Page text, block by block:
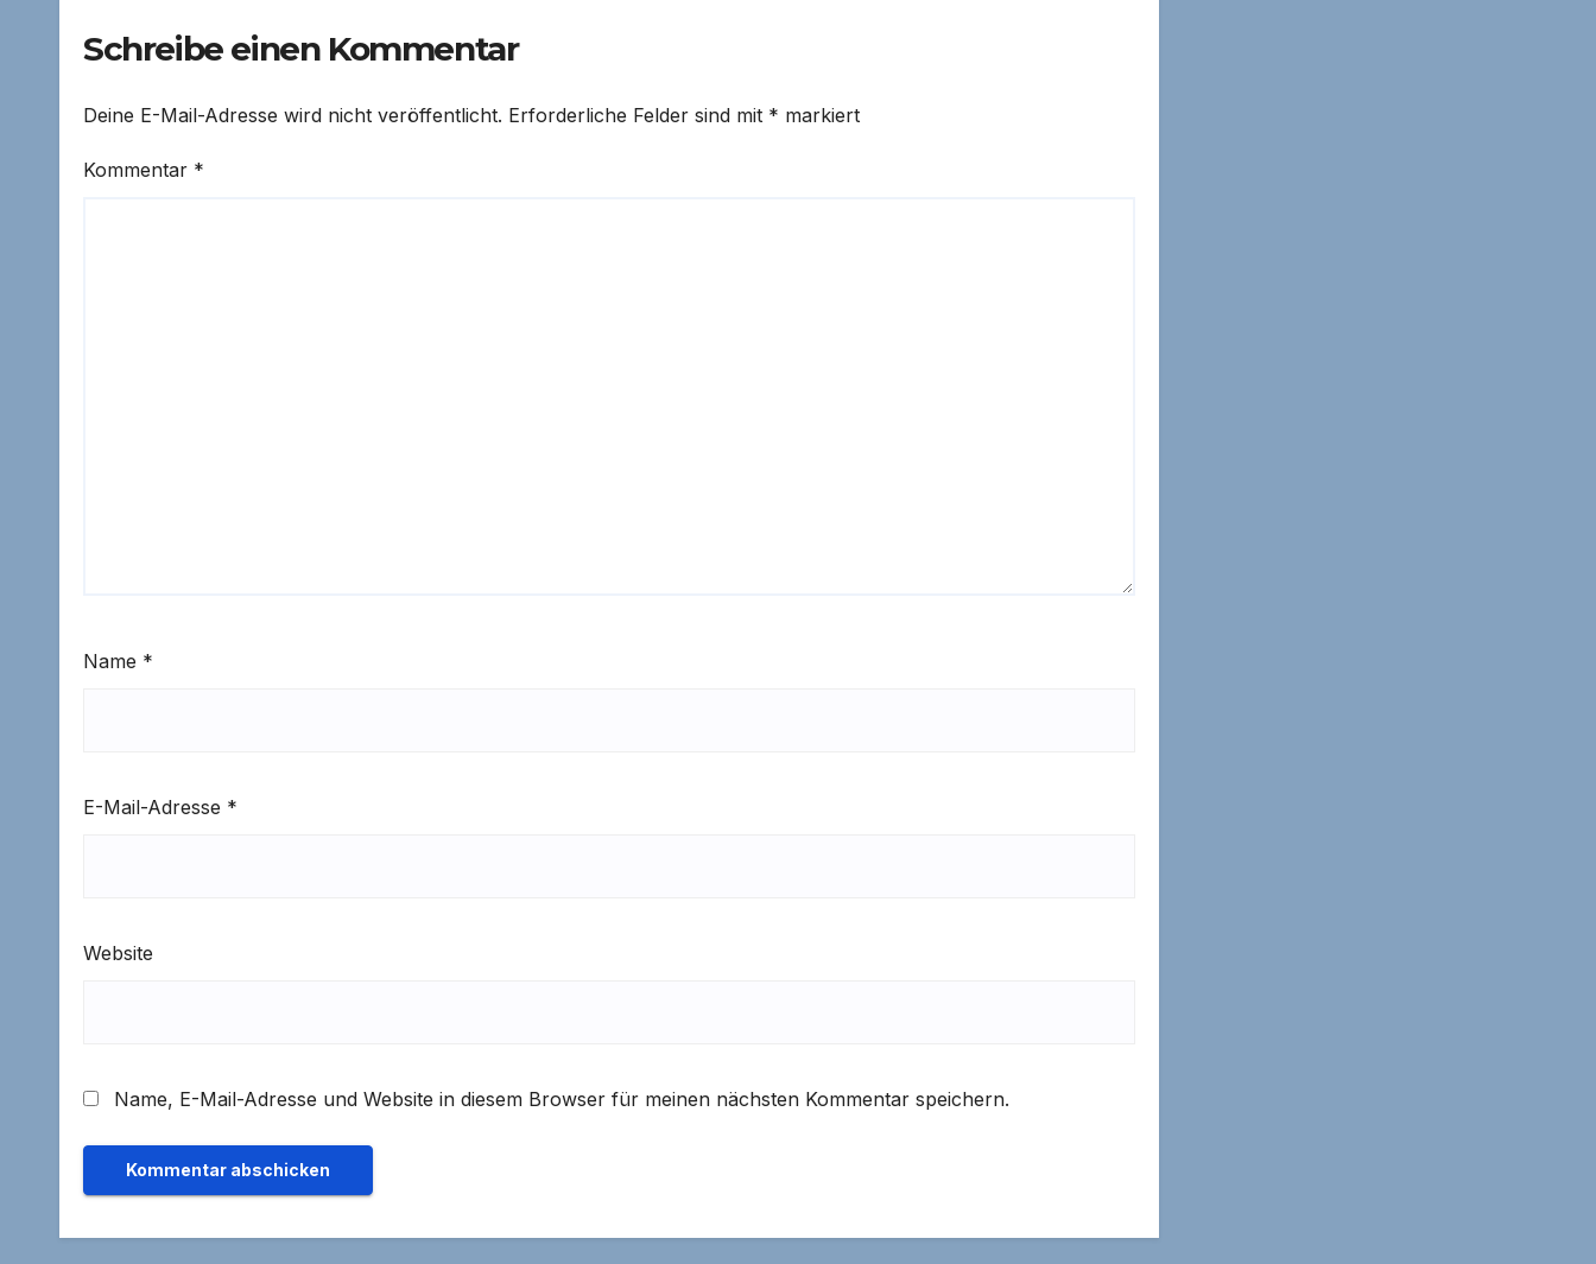
Schreibe einen Kommentar
Deine E-Mail-Adresse wird nicht veröffentlicht. Erforderliche Felder sind mit * markiert
Kommentar *
Name *
E-Mail-Adresse *
Website
Name, E-Mail-Adresse und Website in diesem Browser für meinen nächsten Kommentar speichern.